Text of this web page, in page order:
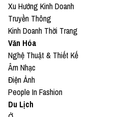
Xu Hướng Kinh Doanh
Truyền Thông
Kinh Doanh Thời Trang
Văn Hóa
Nghệ Thuật & Thiết Kế
Âm Nhạc
Điện Ảnh
People In Fashion
Du Lịch